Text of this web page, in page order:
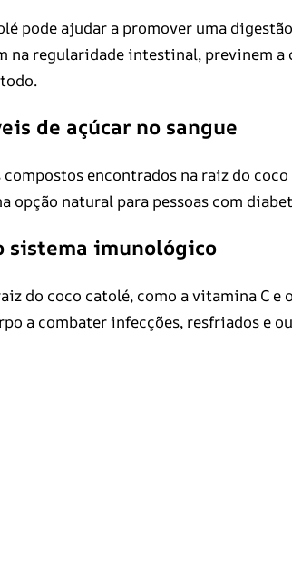
pode ajudar a promover uma
na regularidade intestinal, previnem a
de açúcar no sangue
encontrados na raiz do
opção natural para pessoas com
sistema imunológico
do coco catolé, como a vitamina C
a combater infecções, resfriados e